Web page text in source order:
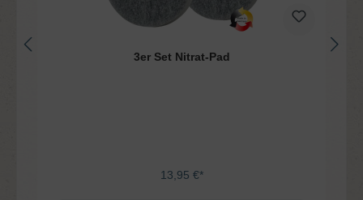
3er Set Nitrat-Pad
13,95 €*